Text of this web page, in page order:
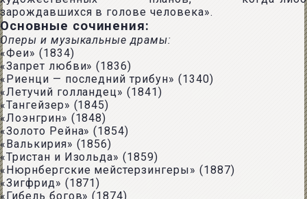
зарождавшихся в голове человека».
Основные сочинения:
Оперы и музыкальные драмы:
«Феи» (1834)
«Запрет любви» (1836)
«Риенци — последний трибун» (1340)
«Летучий голландец» (1841)
«Тангейзер» (1845)
«Лоэнгрин» (1848)
«Золото Рейна» (1854)
«Валькирия» (1856)
«Тристан и Изольда» (1859)
«Нюрнбергские мейстерзингеры» (1887)
«Зигфрид» (1871)
«Гибель богов» (1874)